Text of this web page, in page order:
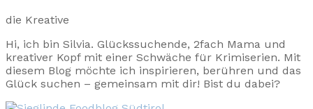
die Kreative
Hi, ich bin Silvia. Glückssuchende, 2fach Mama und
kreativer Kopf mit einer Schwäche für Krimiserien. Mit
diesem Blog möchte ich inspirieren, berühren und das
Glück suchen – gemeinsam mit dir! Bist du dabei?